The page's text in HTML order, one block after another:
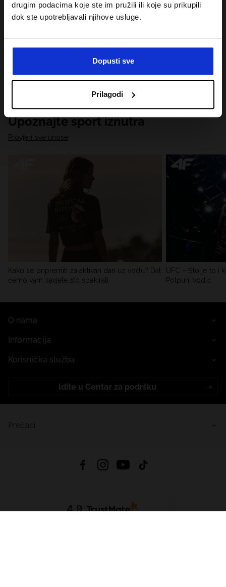
drugim podacima koje ste im pružili ili koje su prikupili
dok ste upotrebljavali njihove usluge.
Dopusti sve
Prilagodi
Upoznajte sport iznutra
Provjeri sve unose
Kako se pripremiti za aktivan dan uz vodu? Dat
ćemo vam savjete što spakirati
UFC – Što je to i
Potpuni vodič
O nama
Informacija
Korisnička služba
Idite u Centar za podršku
4.9